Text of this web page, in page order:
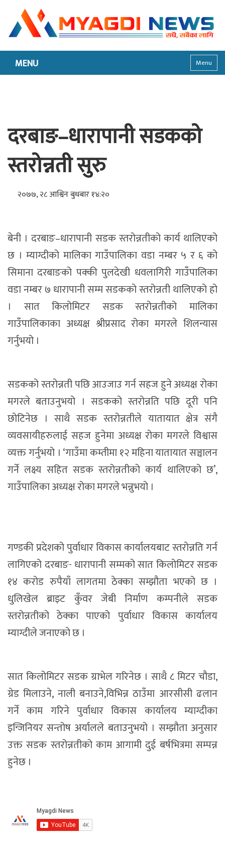
MENU Menu
दरबाङ–धारापानी सडकको
स्तरोन्नती सुरु
२०७७, २८ आश्विन बुधबार १४:२०
बेनी । दरबाङ–धारापानी सडक स्तरोन्नतीको कार्य थालिएको
छ । म्याग्दीको मालिका गाउँपालिका वडा नम्बर ५ र ६ को
सिमाना दरबाङको पक्की पुलदेखी धवलागिरी गाउँपालिका
वडा नम्बर ७ धारापानी सम्म सडकको स्तरोन्नती थालिएको हो
। सात किलोमिटर सडक स्तरोन्नतीको मालिका
गाउँपालिकाका अध्यक्ष श्रीप्रसाद रोका मगरले शिलन्यास
गर्नुभयो ।
सडकको स्तरोन्नती पछि आउजाउ गर्न सहज हुने अध्यक्ष रोका
मगरले बताउनुभयो । सडकको स्तरोन्नति पछि दूरी पनि
छोटिनेछ । साथै सडक स्तरोन्नतीले यातायात क्षेत्र संगै
व्यवसायीहरुलाई सहज हुनेमा अध्यक्ष रोका मगरले विश्वास
व्यक्त गर्नुभयो । ‘गाउँमा कम्तीमा १२ महिना यातायात सञ्चालन
गर्ने लक्ष्य सहित सडक स्तरोन्नतीको कार्य थालिएको छ’,
गाउँपालिका अध्यक्ष रोका मगरले भन्नुभयो ।
गण्डकी प्रदेशको पुर्वाधार विकास कार्यालयबाट स्तरोन्नति गर्न
लागिएको दरबाङ- धारापानी सम्मको सात किलोमिटर सडक
१४ करोड रुपैयाँ लागतमा ठेक्का सम्झौता भएको छ ।
धुलिखेल ब्राइट कुँवर जेबी निर्माण कम्पनीले सडक
स्तरोन्नतीको ठेक्का पाएको पुर्वाधार विकास कार्यालय
म्याग्दीले जनाएको छ ।
सात किलोमिटर सडक ग्राभेल गरिनेछ । साथै ८ मिटर चौडा,
ग्रेड मिलाउने, नाली बनाउने,विभिन्न ठाउँमा आरसीसी ढलान
गर्ने काम गरिने पुर्वाधार विकास कार्यालय म्याग्दीका
इन्जिनियर सन्तोष अर्यालले बताउनुभयो । सम्झौता अनुसार
उक्त सडक स्तरोन्नतीको काम आगामी दुई बर्षभित्रमा सम्पन्न
हुनेछ ।